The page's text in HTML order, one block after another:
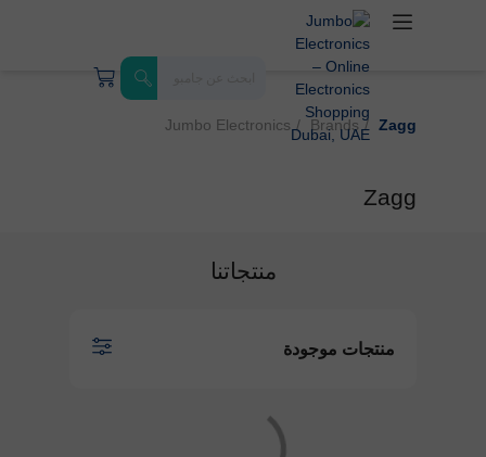
Jumbo Electronics Brands Zagg
Zagg
منتجاتنا
منتجات موجودة